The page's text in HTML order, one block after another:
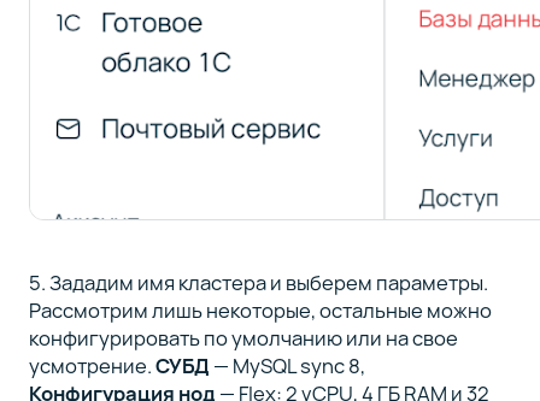
5. Зададим имя кластера и выберем параметры.
Рассмотрим лишь некоторые, остальные можно
конфигурировать по умолчанию или на свое
усмотрение.СУБД — MySQL sync 8,
Конфигурация нод — Flex: 2 vCPU, 4 ГБ RAM и 32